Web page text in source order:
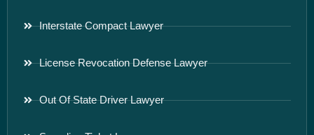
Interstate Compact Lawyer
License Revocation Defense Lawyer
Out Of State Driver Lawyer